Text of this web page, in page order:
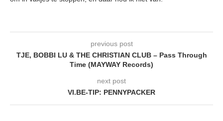
previous post
TJE, BOBBI LU & THE CHRISTIAN CLUB – Pass Through
Time (MAYWAY Records)
next post
VI.BE-TIP: PENNYPACKER